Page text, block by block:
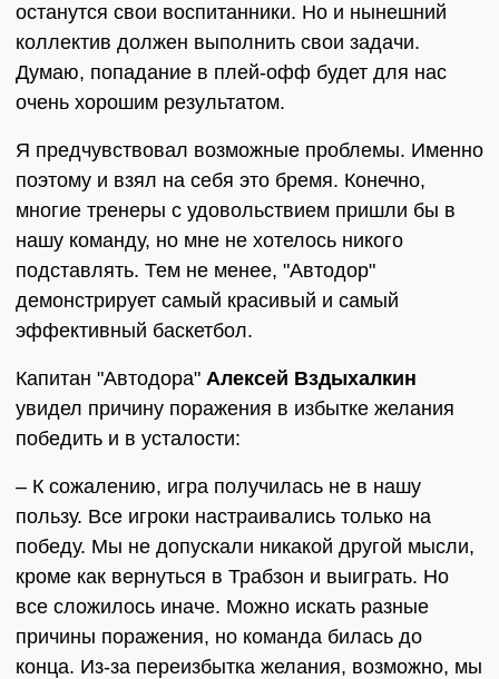
останутся свои воспитанники. Но и нынешний
коллектив должен выполнить свои задачи.
Думаю, попадание в плей-офф будет для нас
очень хорошим результатом.
Я предчувствовал возможные проблемы. Именно
поэтому и взял на себя это бремя. Конечно,
многие тренеры с удовольствием пришли бы в
нашу команду, но мне не хотелось никого
подставлять. Тем не менее, "Автодор"
демонстрирует самый красивый и самый
эффективный баскетбол.
Капитан "Автодора" Алексей Вздыхалкин
увидел причину поражения в избытке желания
победить и в усталости:
– К сожалению, игра получилась не в нашу
пользу. Все игроки настраивались только на
победу. Мы не допускали никакой другой мысли,
кроме как вернуться в Трабзон и выиграть. Но
все сложилось иначе. Можно искать разные
причины поражения, но команда билась до
конца. Из-за переизбытка желания, возможно, мы